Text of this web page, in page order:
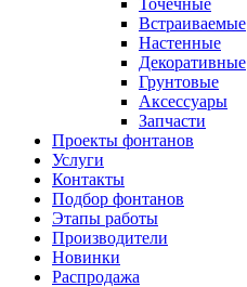
Точечные
Встраиваемые
Настенные
Декоративные
Грунтовые
Аксессуары
Запчасти
Проекты фонтанов
Услуги
Контакты
Подбор фонтанов
Этапы работы
Производители
Новинки
Распродажа